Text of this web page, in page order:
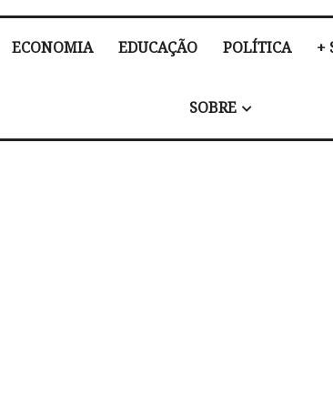
ECONOMIA EDUCAÇÃO POLÍTICA +
SOBRE